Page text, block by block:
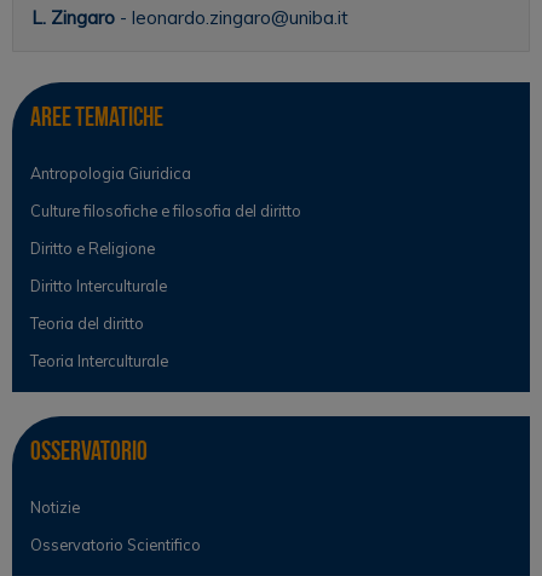
L. Zingaro - leonardo.zingaro@uniba.it
Aree tematiche
Antropologia Giuridica
Culture filosofiche e filosofia del diritto
Diritto e Religione
Diritto Interculturale
Teoria del diritto
Teoria Interculturale
Osservatorio
Notizie
Osservatorio Scientifico